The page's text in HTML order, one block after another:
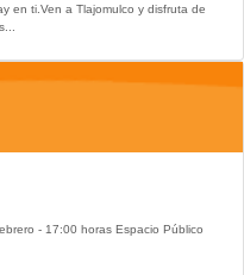
en ti.Ven a Tlajomulco y disfruta de
- 17:00 horas Espacio Público